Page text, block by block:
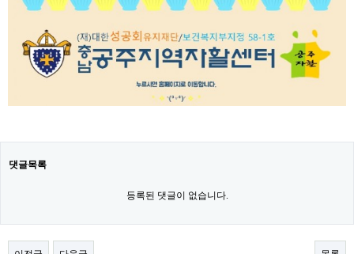
댓글목록
등록된 댓글이 없습니다.